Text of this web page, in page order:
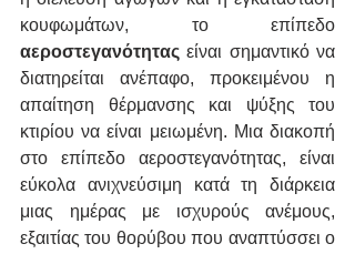
αεροστεγανότητας είναι σημαντικό να
διατηρείται ανέπαφο, προκειμένου η
απαίτηση θέρμανσης και ψύξης του
κτιρίου να είναι μειωμένη. Μια διακοπή
στο επίπεδο αεροστεγανότητας, είναι
εύκολα ανιχνεύσιμη κατά τη διάρκεια
μιας ημέρας με ισχυρούς ανέμους,
εξαιτίας του θορύβου που αναπτύσσει ο